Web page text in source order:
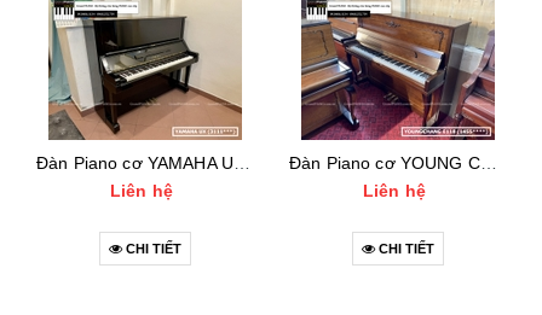
Liên hệ
CHI TIẾT
Đàn Piano cơ YOUNG CHANG E118 (1455***)
Liên hệ
CHI TIẾT